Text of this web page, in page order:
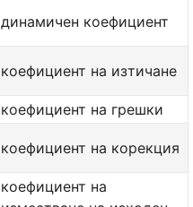
динамичен коефициент
коефициент на изтичане
коефициент на грешки
коефициент на корекция
коефициент на